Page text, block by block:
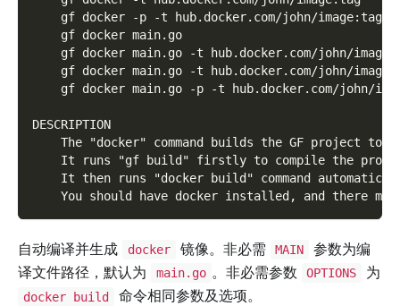
    gf docker -p -t hub.docker.com/john/image:tag
    gf docker main.go
gf docker main.go -t hub.docker.com/john/
gf docker main.go -t hub.docker.com/john/
gf docker main.go -p -t hub.docker.com/john/
DESCRIPTION
The "docker" command builds the GF project to
It runs "gf build" firstly to compile the
It then runs "docker build" command
You should have docker installed, and there
自动编译并生成 docker 镜像。非必需 MAIN
参数为编
译文件路径，默认为
main.go 。非必需参数 OPTIONS 为
docker build 命令相同参数及选项。